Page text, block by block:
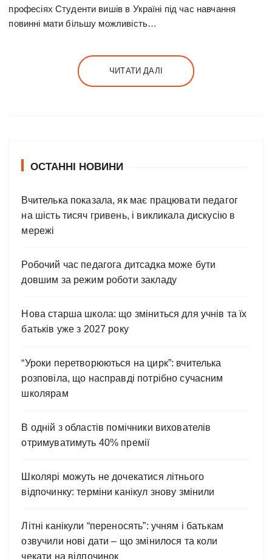
професіях Студенти вишів в Україні під час навчання
повинні мати більшу можливість…
ЧИТАТИ ДАЛІ
ОСТАННІ НОВИНИ
Вчителька показала, як має працювати педагог
на шість тисяч гривень, і викликала дискусію в
мережі
Робочий час педагога дитсадка може бути
довшим за режим роботи закладу
Нова старша школа: що зміниться для учнів та їх
батьків уже з 2027 року
“Уроки перетворюються на цирк”: вчителька
розповіла, що насправді потрібно сучасним
школярам
В одній з областів помічники вихователів
отримуватимуть 40% премії
Школярі можуть не дочекатися літнього
відпочинку: терміни канікул знову змінили
Літні канікули “переносять”: учням і батькам
озвучили нові дати – що змінилося та коли
чекати на відпочинок